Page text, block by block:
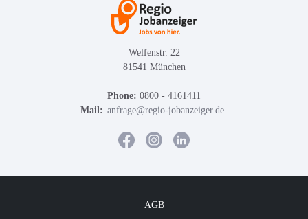
Welfenstr. 22
81541 München
Phone: 0800 - 4161411
Mail: anfrage@regio-jobanzeiger.de
AGB